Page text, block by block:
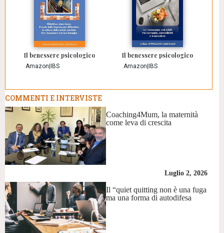
Il benessere psicologico
Amazon IBS
Il benessere psicologico
Amazon IBS
COMMENTI E INTERVISTE
Coaching4Mum, la maternità
come leva di crescita
Luglio 2, 2026
Il “quiet quitting non è una fuga
ma una forma di autodifesa